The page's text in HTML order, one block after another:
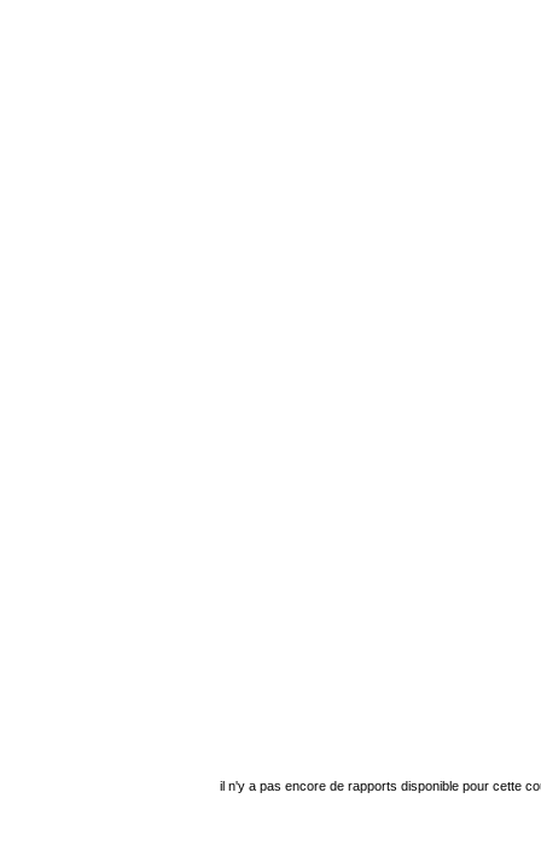
il n'y a pas encore de rapports disponible pour cette